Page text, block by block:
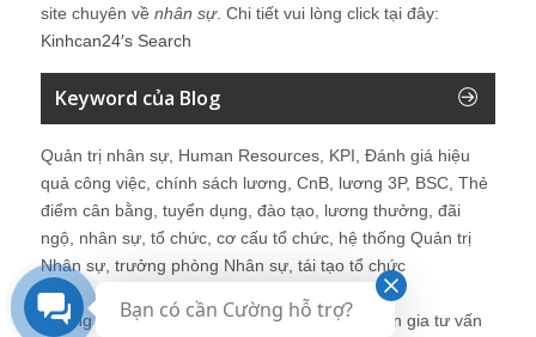
site chuyên về nhân sự. Chi tiết vui lòng click tại đây:
Kinhcan24′s Search
Keyword của Blog
Quản trị nhân sự, Human Resources, KPI, Đánh giá hiệu
quả công việc, chính sách lương, CnB, lương 3P, BSC, Thẻ
điểm cân bằng, tuyển dụng, đào tạo, lương thưởng, đãi
ngộ, nhân sự, tổ chức, cơ cấu tổ chức, hệ thống Quản trị
Nhân sự, trưởng phòng Nhân sự, tái tạo tổ chức
Những bài viết tại blog được chia sẻ bởi chuyên gia tư vấn
Bạn có cần Cường hỗ trợ?